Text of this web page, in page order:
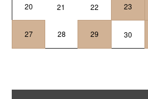
20 21 22 23
27 28 29 30